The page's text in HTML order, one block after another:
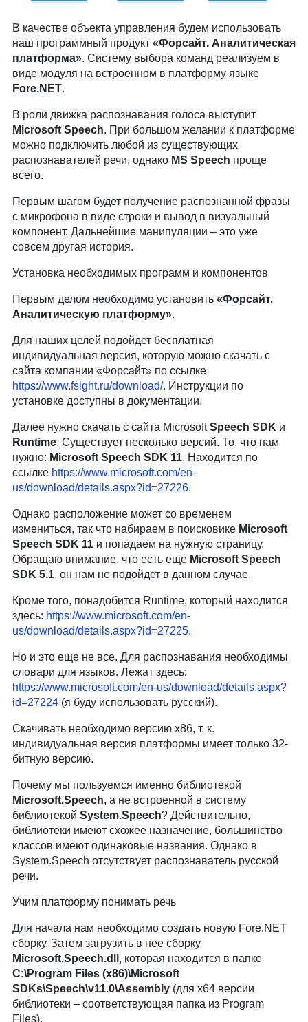
В качестве объекта управления будем использовать
наш программный продукт «Форсайт. Аналитическая
платформа». Систему выбора команд реализуем в
виде модуля на встроенном в платформу языке
Fore.NET.
В роли движка распознавания голоса выступит
Microsoft Speech. При большом желании к платформе
можно подключить любой из существующих
распознавателей речи, однакоMS Speech проще
всего.
Первым шагом будет получение распознанной фразы
с микрофона в виде строки и вывод в визуальный
компонент. Дальнейшие манипуляции – это уже
совсем другая история.
Установка необходимых программ и компонентов
Первым делом необходимо установить «Форсайт.
Аналитическую платформу».
Для наших целей подойдет бесплатная
индивидуальная версия, которую можно скачать с
сайта компании «Форсайт» по ссылке
https://www.fsight.ru/download/. Инструкции по
установке доступны в документации.
Далее нужно скачать с сайта MicrosoftSpeech SDK и
Runtime. Существует несколько версий. То, что нам
нужно: Microsoft Speech SDK 11. Находится по
ссылке https://www.microsoft.com/en-
us/download/details.aspx?id=27226.
Однако расположение может со временем
измениться, так что набираем в поисковике Microsoft
Speech SDK 11и попадаем на нужную страницу.
Обращаю внимание, что есть еще Microsoft Speech
SDK 5.1, он нам не подойдет в данном случае.
Кроме того, понадобится Runtime, который находится
здесь: https://www.microsoft.com/en-
us/download/details.aspx?id=27225.
Но и это еще не все. Для распознавания необходимы
словари для языков. Лежат здесь:
https://www.microsoft.com/en-us/download/details.aspx?
id=27224(я буду использовать русский).
Скачивать необходимо версию x86, т. к.
индивидуальная версия платформы имеет только 32-
битную версию.
Почему мы пользуемся именно библиотекой
Microsoft.Speech, а не встроенной в систему
библиотекой System.Speech? Действительно,
библиотеки имеют схожее назначение, большинство
классов имеют одинаковые названия. Однако в
System.Speech отсутствует распознаватель русской
речи.
Учим платформу понимать речь
Для начала нам необходимо создать новую Fore.NET
сборку. Затем загрузить в нее сборку
Microsoft.Speech.dll , которая находится в папке
C:\Program Files (x86)\Microsoft
SDKs\Speech\v11.0\Assembly (для x64 версии
библиотеки – соответствующая папка из Program
Files).